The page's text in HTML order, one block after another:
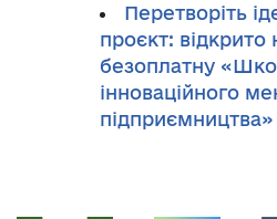
Перетворіть
проєкт: відкрито
безоплатну
інноваційного
підприємництва»